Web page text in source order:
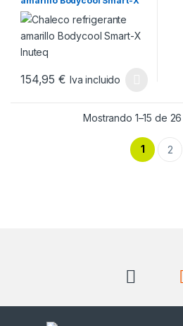
Inuteq
154,95€ Iva incluido
Este producto tiene múltiples
Mostrando 1–15 de
1 2